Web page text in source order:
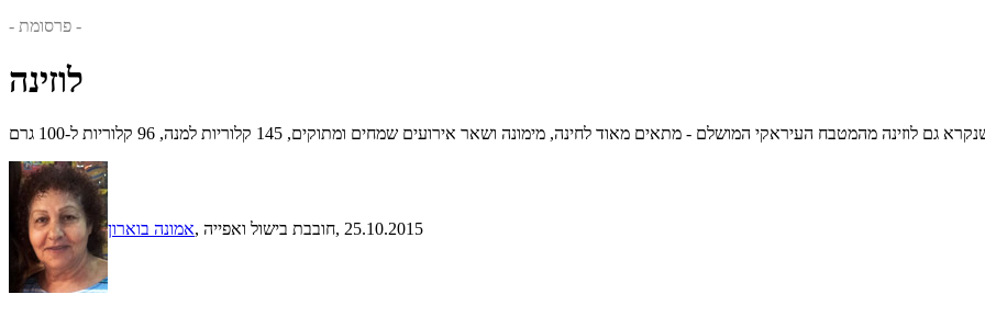
- פרסומת -
לוזינה
לוזינה מהמטבח העיראקי המושלם - מתאים מאוד לחינה, מימונה ושאר אירועים שמחים ומתוקים, 145 קלוריות למנה, 96 קלוריות ל-100 גרם
אמונה בוארון , חובבת בישול ואפייה, 25.10.2015